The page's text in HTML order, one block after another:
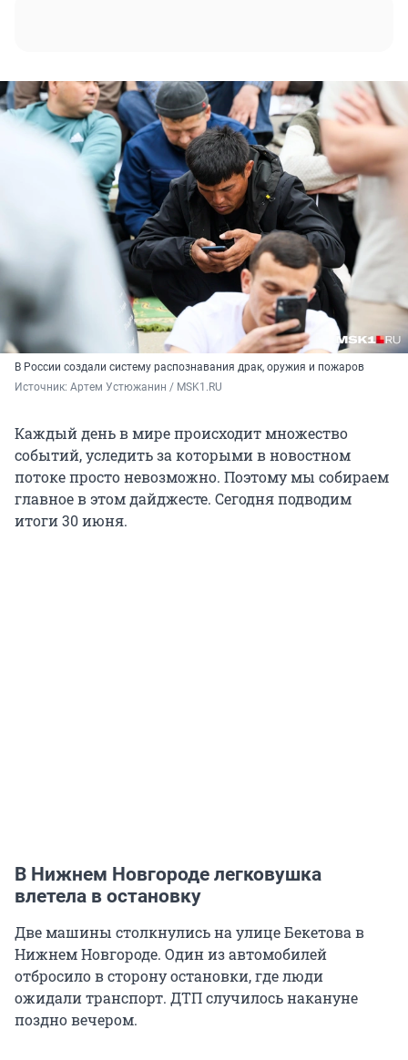
В России создали систему распознавания драк, оружия и пожаров
Источник: Артем Устюжанин / MSK1.RU
Каждый день в мире происходит множество
событий, уследить за которыми в новостном
потоке просто невозможно. Поэтому мы собираем
главное в этом дайджесте. Сегодня подводим
итоги 30 июня.
В Нижнем Новгороде легковушка
влетела в остановку
Две машины столкнулись на улице Бекетова в
Нижнем Новгороде. Один из автомобилей
отбросило в сторону остановки, где люди
ожидали транспорт. ДТП случилось накануне
поздно вечером.